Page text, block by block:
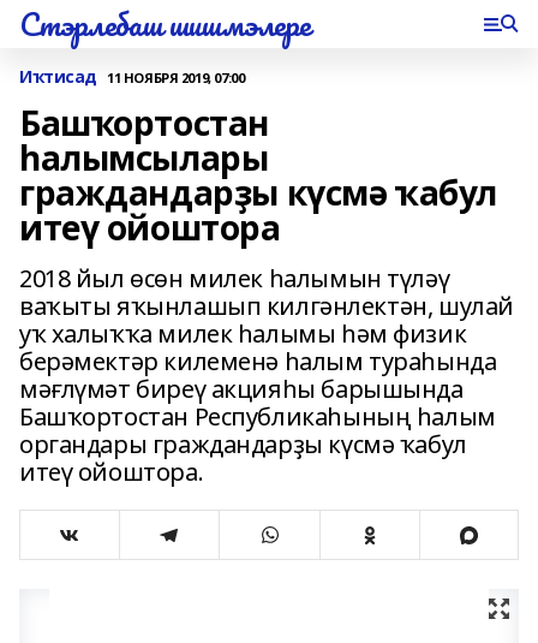
Стэрлебаш шишмэлере
Иҡтисад 11 НОЯБРЯ 2019, 07:00
Башҡортостан
һалымсылары
граждандарҙы күсмә ҡабул
итеү ойоштора
2018 йыл өсөн милек һалымын түләү
ваҡыты яҡынлашып килгәнлектән, шулай
уҡ халыҡҡа милек һалымы һәм физик
берәмектәр килеменә һалым тураһында
мәғлүмәт биреү акцияһы барышында
Башҡортостан Республикаһының һалым
органдары граждандарҙы күсмә ҡабул
итеү ойоштора.